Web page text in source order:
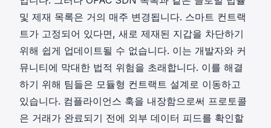
및 제재 목록은 거의 매주 변경됩니다. 스마트 컨트랙
트가 고정되어 있다면, 새로 제재된 지갑을 차단하기
위해 쉽게 업데이트될 수 없습니다. 이는 개발자와 커
뮤니티에 막대한 법적 위험을 초래합니다. 이를 해결
하기 위해 팀들은 모듈형 컨트랙트 설계로 이동하고
있습니다. 컴플라이언스 훅을 내장함으로써 프로토콜
은 거래가 완료되기 전에 외부 데이터 피드를 확인할